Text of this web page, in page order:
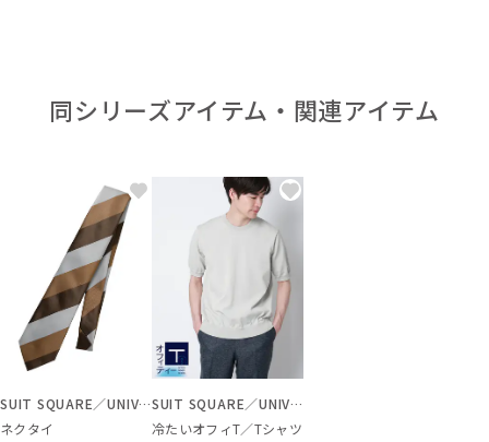
同シリーズアイテム・関連アイテム
SUIT SQUARE／UNIVERSAL LANGUAGE
ネクタイ
SUIT SQUARE／UNIVERSAL LANGUAGE
冷たいオフィT／Tシャツ